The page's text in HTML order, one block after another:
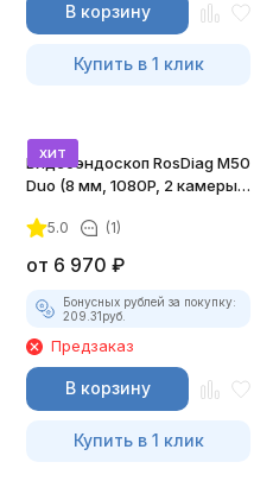
В корзину
Купить в 1 клик
хит
Видеоэндоскоп RosDiag M50
Duo (8 мм, 1080P, 2 камеры,
5.0 (1)
от 6 970 ₽
Бонусных рублей за покупку:
209.31руб.
Предзаказ
В корзину
Купить в 1 клик